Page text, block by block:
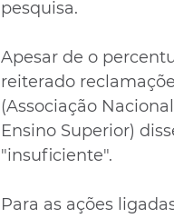
pesquisa.
Apesar de o
reiterado
(Associação
Ensino Superior)
"insuficiente".
Para as ações